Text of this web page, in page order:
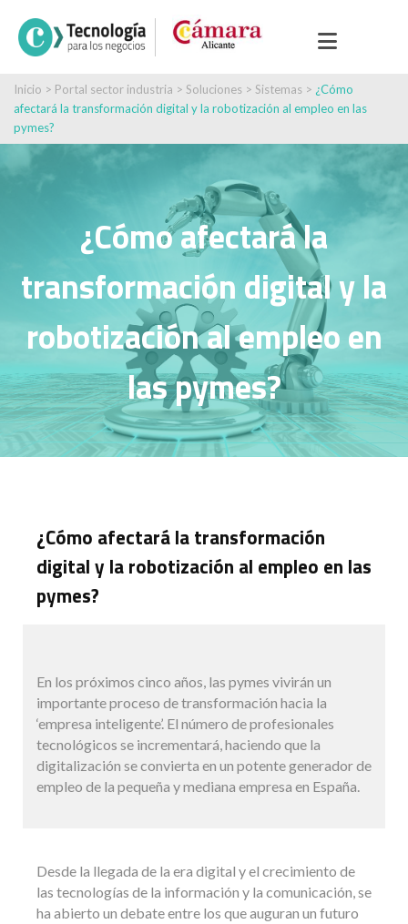
Inicio > Portal sector industria > Soluciones > Sistemas > ¿Cómo
afectará la transformación digital y la robotización al empleo en las
pymes?
¿Cómo afectará la
transformación digital y la
robotización al empleo en
las pymes?
¿Cómo afectará la transformación
digital y la robotización al empleo en las
pymes?
En los próximos cinco años, las pymes vivirán un
importante proceso de transformación hacia la
‘empresa inteligente’. El número de profesionales
tecnológicos se incrementará, haciendo que la
digitalización se convierta en un potente generador de
empleo de la pequeña y mediana empresa en España.
Desde la llegada de la era digital y el crecimiento de
las tecnologías de la información y la comunicación, se
ha abierto un debate entre los que auguran un futuro